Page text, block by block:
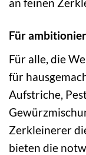
Für
Für alle, die
für
Aufstriche,
Zerkleinerer
bieten die